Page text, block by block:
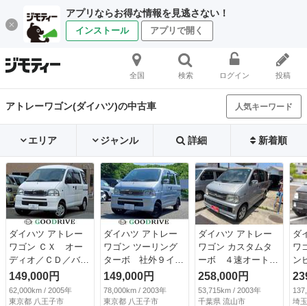
アプリならお得な情報を見逃さない！
インストール アプリで開く
全国 検索 ログイン 投稿
アトレーワゴン(ダイハツ)の中古車 人気キーワード
エリア ジャンル 詳細 新着順
ダイハツ アトレー
ワゴン ＣＸ オー
ディオ／ＣＤ／バイ
ザー／プライバシー
ガラス／パワーウィ
ンドウ （検10.5）
149,000円
62,000km / 2005年
東京都 八王子市
ダイハツ アトレー
ワゴン ツーリング
ターボ 社外９イン
チディスプレイオー
ディオ／ワンオーナ
ー／ターボ／社外Ｈ
149,000円
78,000km / 2003年
東京都 八王子市
ダイハツ アトレー
ワゴン カスタムタ
ーボ ４速オート
マ ターボ キーレ
ス 純正アルミ
（検8.10）
258,000円
53,715km / 2003年
千葉県 流山市
ダ
ワ
ン
キ
Ｖ
整
埼